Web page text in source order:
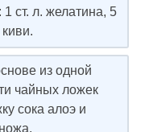
ст. л. желатина, 5
из одной
чайных ложек
сока алоэ и